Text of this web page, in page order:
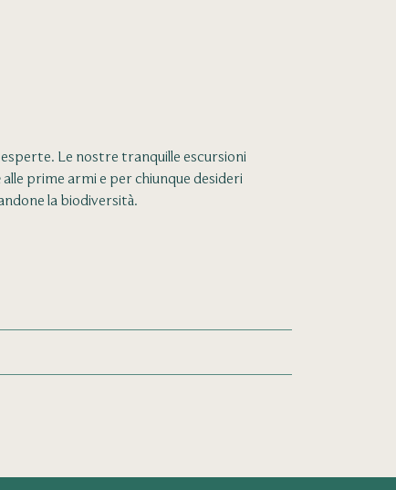
esperte. Le nostre tranquille escursioni
prime armi e per chiunque desideri
la biodiversità.